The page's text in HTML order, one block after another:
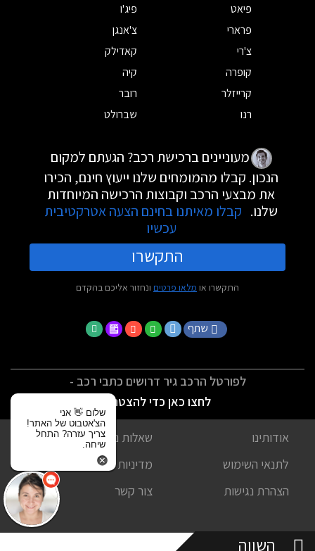
פיאט
פיג'ו
פרארי
צ'אנגן
צ'רי
קאדילק
קופרה
קיה
קרייזלר
רובר
רנו
שברולט
מעוניינים ברכישת רכב? הגעתם למקום
הנכון. קבלו מהמומחים שלנו ייעוץ חינם, הכירו
את מבצעי הרכב וקבוצות הרכישה המיוחדות
שלנו. קבלו מאיתנו בחינם הצעה אטרקטיבית
עכשיו
התקשרו
התקשרו או מלאו פרטים ונחזור אליכם בהקדם
שתף
לפורטל הרכב גיר דרושים כתבי רכב -
לחצו כאן כדי להצטרף
אודותינו
שאלות נפוצות
לתנאי השימוש
מדיניות פרטיות
הצהרת נגישות
צור קשר
השווה
שלום 👋 אני
הצ'אטבוט של האתר!
צריך עזרה? התחל
שיחה.